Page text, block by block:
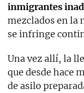
inmigrantes
mezclados en la
se infringe
Una vez allí, la
que desde hace
de asilo